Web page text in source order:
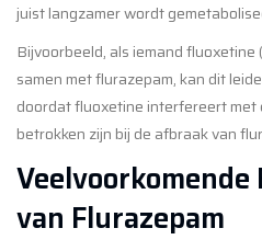
juist langzamer wordt
Bijvoorbeeld, als iemand
samen met flurazepam, kan dit
doordat fluoxetine interfereert met
betrokken zijn bij de afbraak van
van Flurazepam